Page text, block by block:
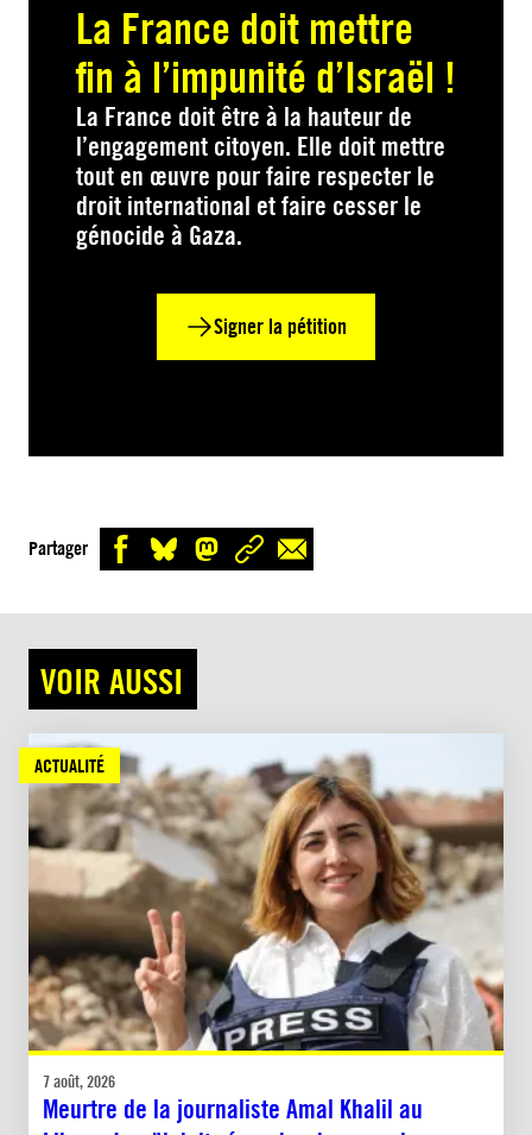
La France doit mettre
fin à l’impunité d’Israël !
La France doit être à la hauteur de
l’engagement citoyen. Elle doit mettre
tout en œuvre pour faire respecter le
droit international et faire cesser le
génocide à Gaza.
Signer la pétition
Partager
VOIR AUSSI
ACTUALITÉ
7 août, 2026
Meurtre de la journaliste Amal Khalil au